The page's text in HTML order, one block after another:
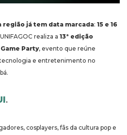
região já tem data marcada: 15 e 16
realiza a 13ª edição
Party, evento que reúne
e entretenimento no
.
cosplayers, fãs da cultura pop e